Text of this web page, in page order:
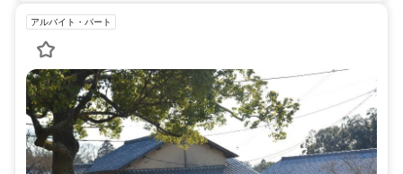
アルバイト・パート